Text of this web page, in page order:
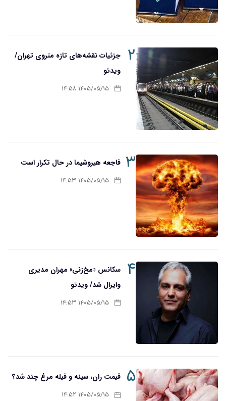
۲
جزئیات نقشه‌های تازه متروی تهران/
ویدئو
۱۴۰۵/۰۵/۱۵ ۱۴:۵۸
۳ فاجعه هیروشیما در حال تکرار است
۱۴۰۵/۰۵/۱۵ ۱۴:۵۳
۴
سکانس «مخ‌زنی» مهران مدیری
وایرال شد/ ویدئو
۱۴۰۵/۰۵/۱۵ ۱۴:۵۳
۵ قیمت ران، سینه و فیله مرغ چند شد؟
۱۴۰۵/۰۵/۱۵ ۱۴:۵۲